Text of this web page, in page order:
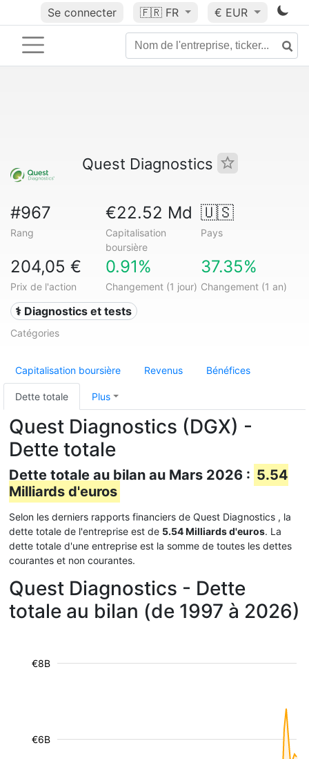
Se connecter 🇫🇷 FR € EUR
Quest Diagnostics
#967
Rang
€22.52 Md
Capitalisation
boursière
🇺🇸
Pays
204,05 €
Prix de l'action
0.91%
Changement (1 jour)
37.35%
Changement (1 an)
⚕️ Diagnostics et tests
Catégories
Capitalisation boursière Revenus Bénéfices
Dette totale Plus
Quest Diagnostics (DGX) -
Dette totale
Dette totale au bilan au Mars 2026 : 5.54
Milliards d'euros
Selon les derniers rapports financiers de Quest Diagnostics , la
dette totale de l'entreprise est de 5.54 Milliards d'euros. La
dette totale d'une entreprise est la somme de toutes les dettes
courantes et non courantes.
Quest Diagnostics - Dette
totale au bilan (de 1997 à 2026)
€6B
€8B